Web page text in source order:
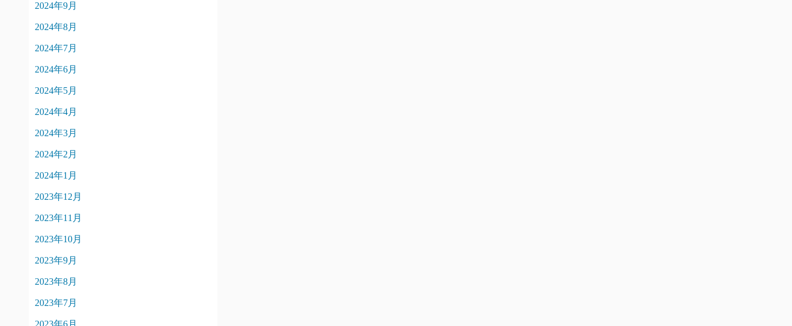
2024年9月
2024年8月
2024年7月
2024年6月
2024年5月
2024年4月
2024年3月
2024年2月
2024年1月
2023年12月
2023年11月
2023年10月
2023年9月
2023年8月
2023年7月
2023年6月